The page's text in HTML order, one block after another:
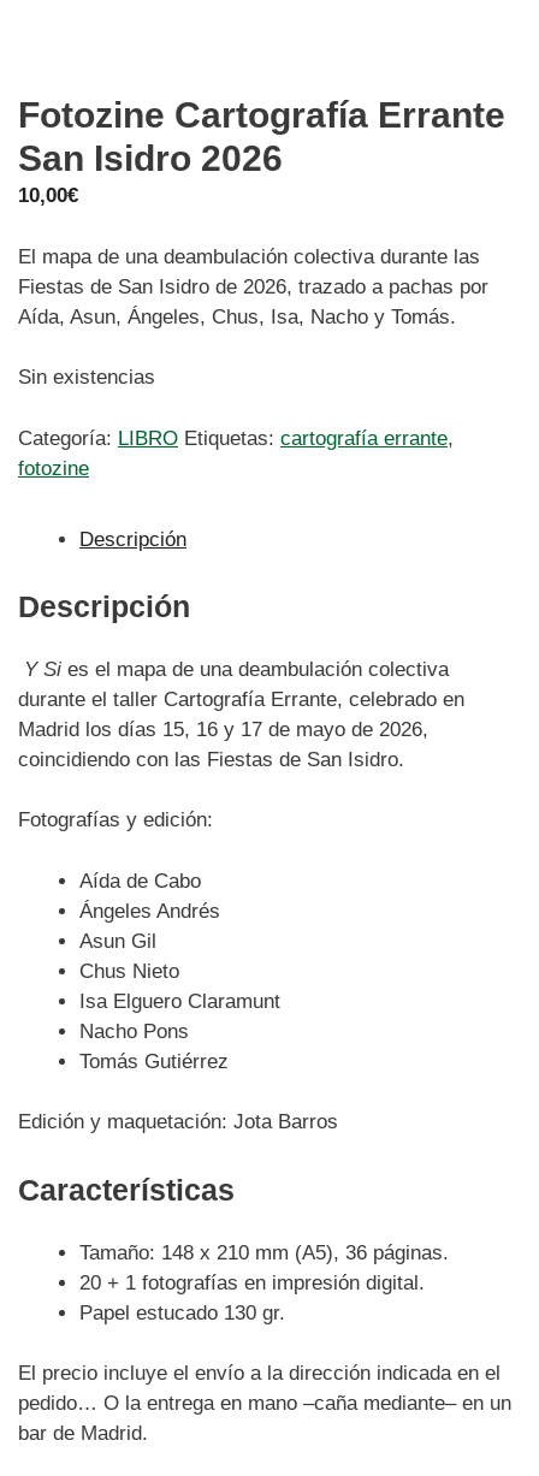
Fotozine Cartografía Errante
San Isidro 2026
10,00€
El mapa de una deambulación colectiva durante las
Fiestas de San Isidro de 2026, trazado a pachas por
Aída, Asun, Ángeles, Chus, Isa, Nacho y Tomás.
Sin existencias
Categoría: LIBRO Etiquetas: cartografía errante,
fotozine
Descripción
Descripción
Y Si es el mapa de una deambulación colectiva
durante el taller Cartografía Errante, celebrado en
Madrid los días 15, 16 y 17 de mayo de 2026,
coincidiendo con las Fiestas de San Isidro.
Fotografías y edición:
Aída de Cabo
Ángeles Andrés
Asun Gil
Chus Nieto
Isa Elguero Claramunt
Nacho Pons
Tomás Gutiérrez
Edición y maquetación: Jota Barros
Características
Tamaño: 148 x 210 mm (A5), 36 páginas.
20 + 1 fotografías en impresión digital.
Papel estucado 130 gr.
El precio incluye el envío a la dirección indicada en el
pedido… O la entrega en mano –caña mediante– en un
bar de Madrid.